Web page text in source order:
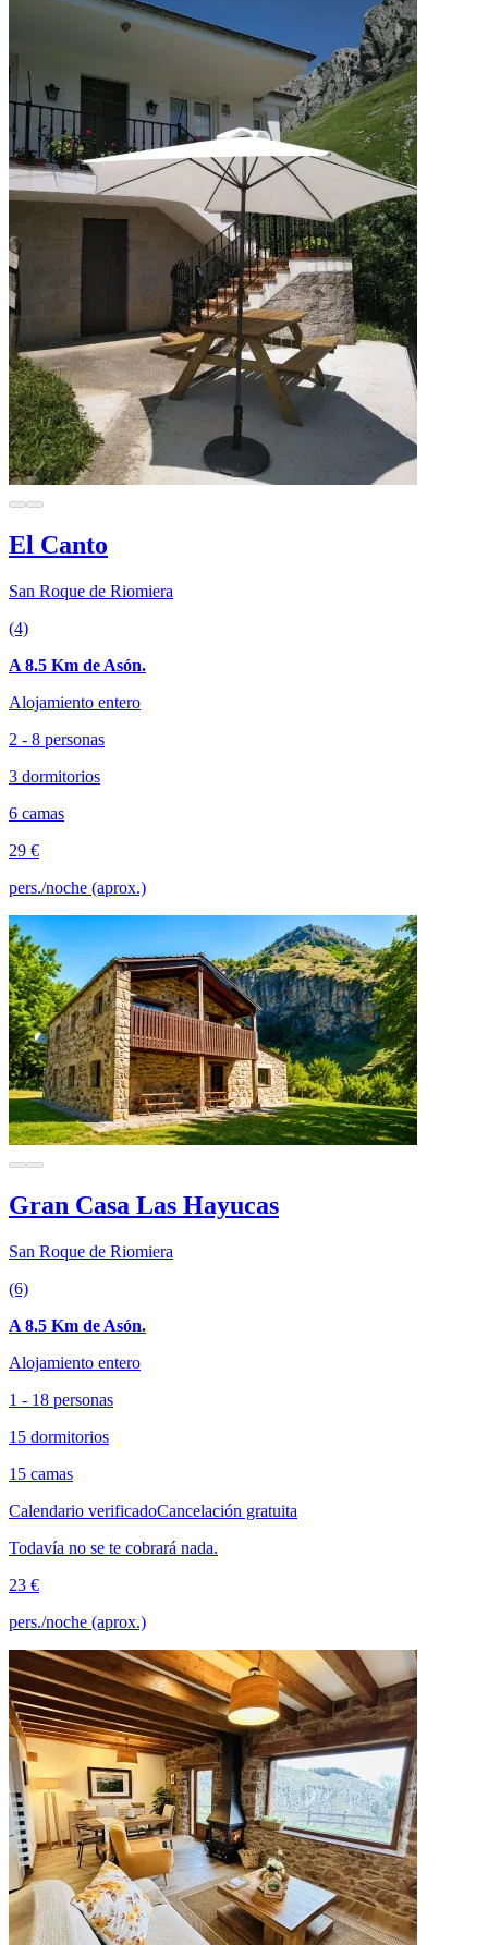
El Canto
San Roque de Riomiera
(4)
A 8.5 Km de Asón.
Alojamiento entero
2 - 8 personas
3 dormitorios
6 camas
29 €
pers./noche (aprox.)
Gran Casa Las Hayucas
San Roque de Riomiera
(6)
A 8.5 Km de Asón.
Alojamiento entero
1 - 18 personas
15 dormitorios
15 camas
Calendario verificadoCancelación gratuita
Todavía no se te cobrará nada.
23 €
pers./noche (aprox.)